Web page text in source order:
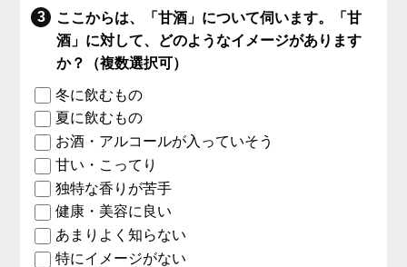
ここからは、「甘酒」について伺います。「甘
酒」に対して、どのようなイメージがあります
か？（複数選択可）
冬に飲むもの
夏に飲むもの
お酒・アルコールが入っていそう
甘い・こってり
独特な香りが苦手
健康・美容に良い
あまりよく知らない
特にイメージがない